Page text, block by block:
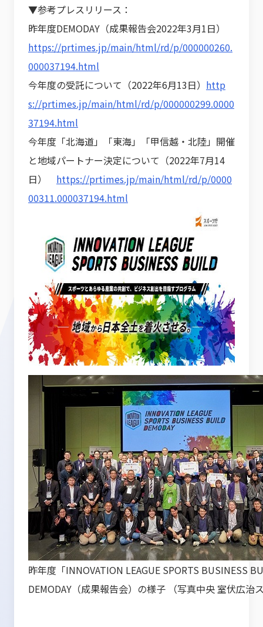
▼参考プレスリリース：
昨年度DEMODAY（成果報告会2022年3月1日）
https://prtimes.jp/main/html/rd/p/000000260.
000037194.html
今年度の受託について（2022年6月13日） http
s://prtimes.jp/main/html/rd/p/000000299.0000
37194.html
今年度「北海道」「東海」「甲信越・北陸」開催
と地域パートナー決定について（2022年7月14
日） https://prtimes.jp/main/html/rd/p/0000
00311.000037194.html
昨年度「INNOVATION LEAGUE SPORTS BUSINESS
DEMODAY（成果報告会）の様子 （写真中央 室伏広治